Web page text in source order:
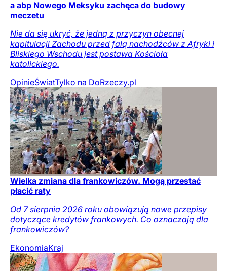
a abp Nowego Meksyku zachęca do budowy
meczetu
Nie da się ukryć, że jedną z przyczyn obecnej
kapitulacji Zachodu przed falą nachodźców z Afryki i
Bliskiego Wschodu jest postawa Kościoła
katolickiego.
OpinieŚwiatTylko na DoRzeczy.pl
Wielka zmiana dla frankowiczów. Mogą przestać
płacić raty
Od 7 sierpnia 2026 roku obowiązują nowe przepisy
dotyczące kredytów frankowych. Co oznaczają dla
frankowiczów?
EkonomiaKraj